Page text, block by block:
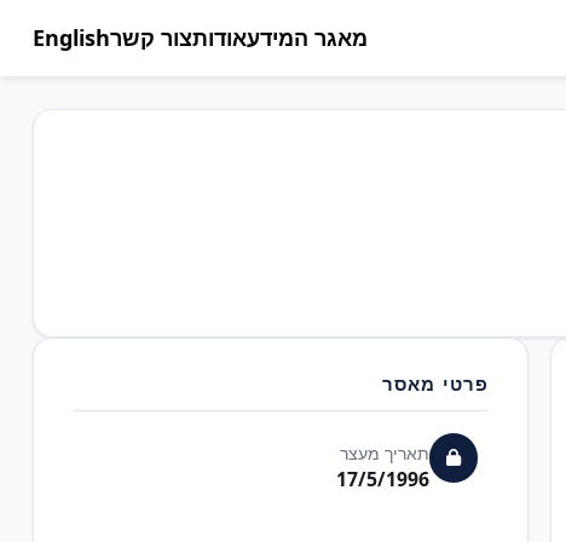
מאגר המידעאודותצור קשרEnglish
פרטי מאסר
תאריך מעצר
17/5/1996